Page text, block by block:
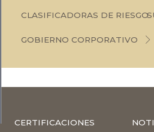
CLASIFICADORAS DE RIESGO
GOBIERNO CORPORATIVO
CERTIFICACIONES